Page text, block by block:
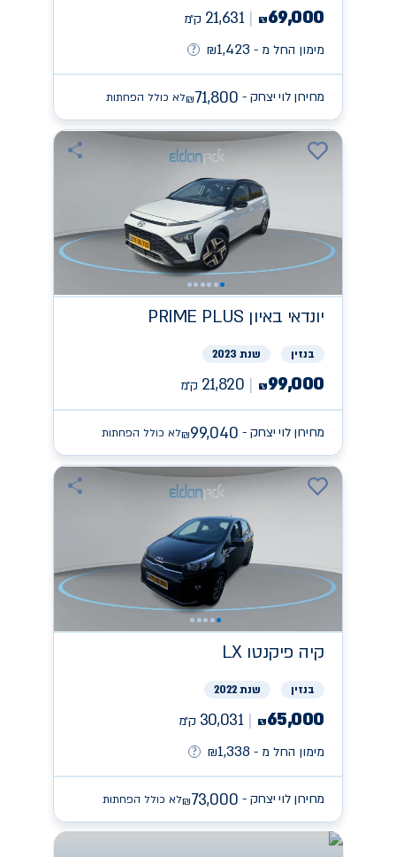
₪69,000
21,631 ק״מ
מימון החל מ -
₪1,423
מחירון לוי יצחק - ₪71,800 לא כולל הפחתות
יונדאי PRIME PLUS באיון
בנזין שנת 2023
₪99,000
21,820 ק״מ
מחירון לוי יצחק - ₪99,040 לא כולל הפחתות
קיה פיקנטו LX
בנזין שנת 2022
₪65,000
30,031 ק״מ
מימון החל מ -
₪1,338
מחירון לוי יצחק - ₪73,000 לא כולל הפחתות